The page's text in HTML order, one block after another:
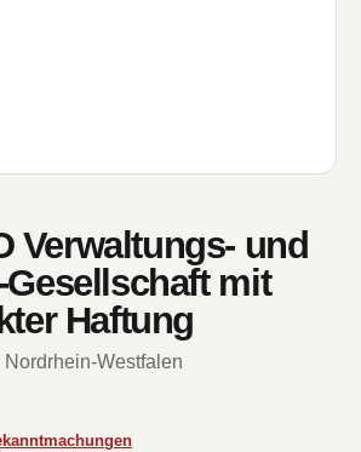
Verwaltungs- und
mit
Haftung
Nordrhein-Westfalen